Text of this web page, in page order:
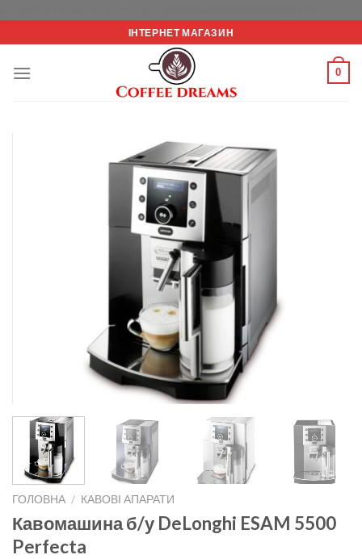
вмісту
ІНТЕРНЕТ МАГАЗИН
0
ГОЛОВНА / КАВОВІ АПАРАТИ
Кавомашина б/у DeLonghi ESAM 5500
Perfecta